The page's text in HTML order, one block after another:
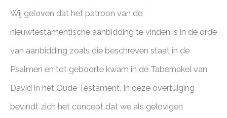
Wij geloven dat het patroon van de
nieuwtestamentische aanbidding te vinden is in de orde
van aanbidding zoals die beschreven staat in de
Psalmen en tot geboorte kwam in de Tabernakel van
David in het Oude Testament. In deze overtuiging
bevindt zich het concept dat we als gelovigen